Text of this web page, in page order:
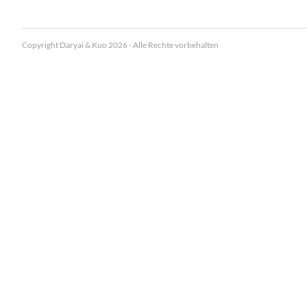
Copyright Daryai & Kuo 2026 - Alle Rechte vorbehalten